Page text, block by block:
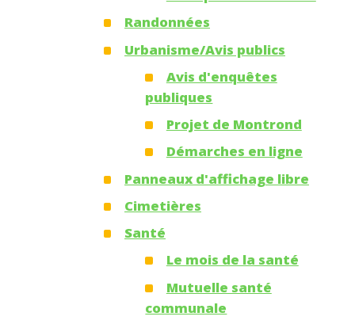
Randonnées
Urbanisme/Avis publics
Avis d'enquêtes
publiques
Projet de Montrond
Démarches en ligne
Panneaux d'affichage libre
Cimetières
Santé
Le mois de la santé
Mutuelle santé
communale